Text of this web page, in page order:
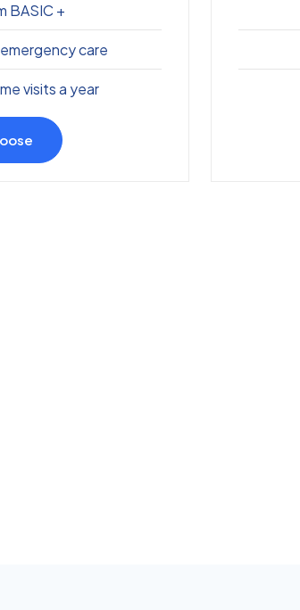
BASIC +
care
visits a year